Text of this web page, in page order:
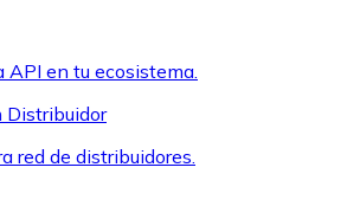
API en tu ecosistema.
Distribuidor
red de distribuidores.